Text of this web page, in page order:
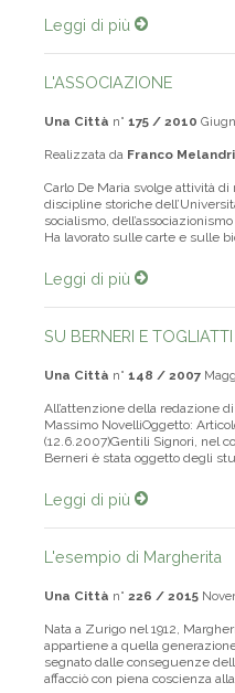
Leggi di più
L'ASSOCIAZIONE
Una Città n° 175 / 2010
Realizzata da Franco
Carlo De Maria svolge attività
discipline storiche
socialismo,
Ha lavorato sulle carte e sulle
Leggi di più
SU BERNERI E TOGLIATTI
Una Città n° 148 / 2007
All’attenzione della redazione
Massimo NovelliOggetto:
(12.6.2007)Gentili Signori, nel
Berneri è stata oggetto degli
Leggi di più
L'esempio di Margherita
Una Città n° 226 / 2015
Nata a Zurigo nel 1912,
appartiene a quella
segnato dalle conseguenze
affacciò con piena coscienza